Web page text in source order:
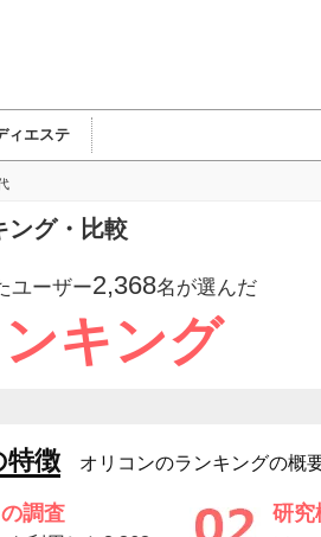
ィエステ
ング・比較
ユーザー2,368名が選んだ
キング
特徴 オリコンのランキングの概
調査 研究